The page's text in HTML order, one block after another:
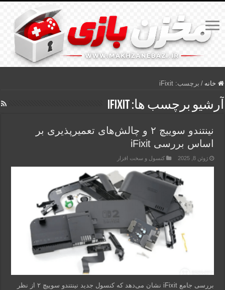
خانه / برچسب:iFixit
آرشیو برچسب ها:iFixit
نینتندو سوییچ ۲ و چالش‌های تعمیرپذیری بر
اساس بررسی iFixit
ژوئن 8, 2025 کنسول و سخت افزار
بررسی جامع iFixit نشان می‌دهد که کنسول جدید نینتندو سوییچ ۲ از نظر